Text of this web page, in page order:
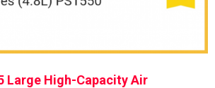
Large High-Capacity Air